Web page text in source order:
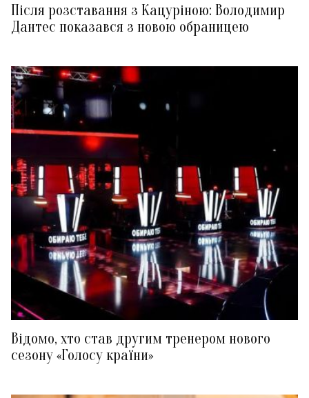
Після розставання з Кацуріною: Володимир
Дантес показався з новою обраницею
Відомо, хто став другим тренером нового
сезону «Голосу країни»